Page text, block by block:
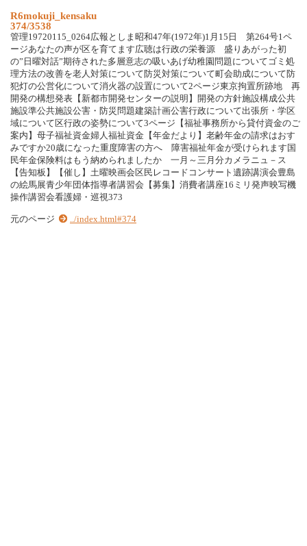
R6mokuji_kensaku
374/3538
管理19720115_0264広報としま昭和47年(1972年)1月15日 第264号1ペ
ージあなたの声が区を育てます広聴は行政の栄養源 盛りあがった初
の”日曜対話”期待された多層意志の吸いあげ幼稚園問題についてゴミ処
理方法の改善を老人対策について防災対策について町会助成について防
犯灯の公営化について消火器の設置について2ページ東京拘置所跡地 再
開発の構想発表【新都市開発センターの説明】開発の方針施設構成公共
施設準公共施設公害・防災問題建築計画公害行政について出張所・学区
域について区行政の姿勢について3ページ【福祉事務所から貸付資金のご
案内】母子福祉資金婦人福祉資金【年金だより】老齢年金の請求はおす
みですか20歳になった重度障害の方へ 障害福祉年金が受けられます国
民年金保険料はもう納められましたか 一月～三月分カメラニュ－ス
【告知板】【催し】土曜映画会区民レコードコンサート遺跡講演会豊島
の絵馬展青少年団体指導者講習会【募集】消費者講座16ミリ発声映写機
操作講習会看護婦・巡視373
元のページ ../index.html#374